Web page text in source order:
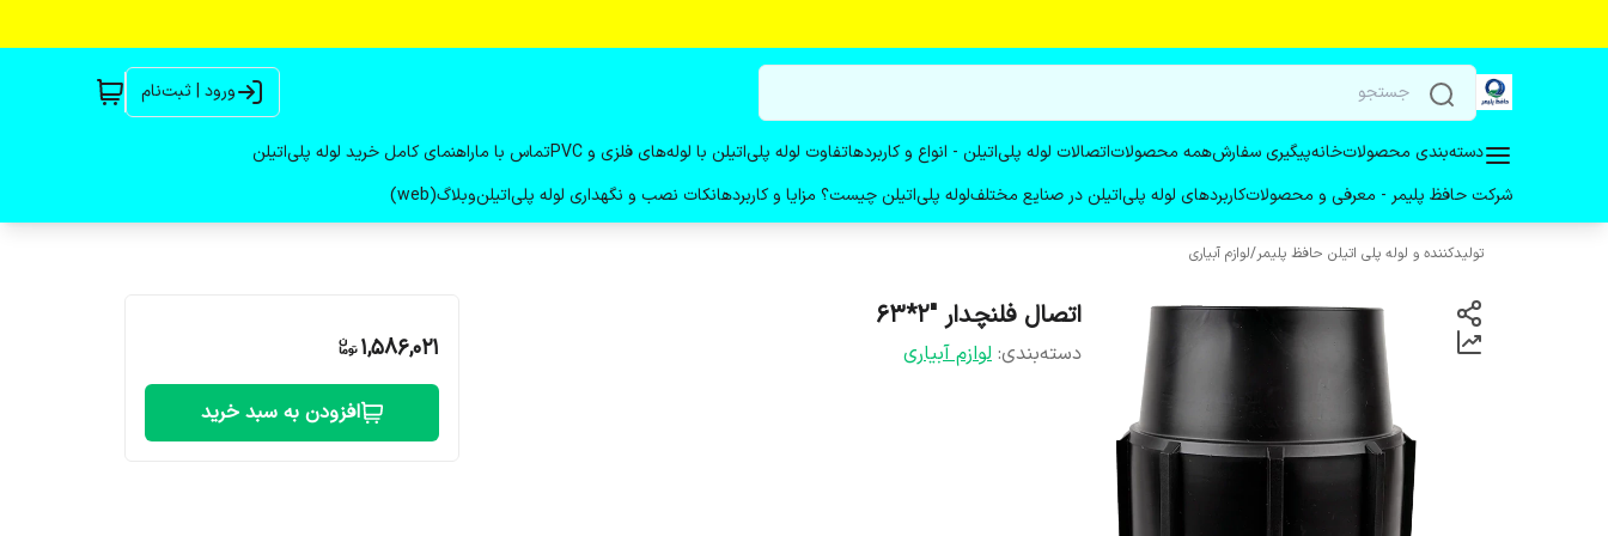
ورود | ثبت‌نام
دسته‌بندی محصولاتخانهپیگیری سفارشهمه محصولاتاتصالات لوله پلی‌اتیلن - انواع و کاربردهاتفاوت لوله پلی‌اتیلن با لوله‌های فلزی و PVC تماس با ماراهنمای کامل خرید لوله پلی‌اتیلن
شرکت حافظ پلیمر - معرفی و محصولاتکاربردهای لوله پلی‌اتیلن در صنایع مختلفلوله پلی‌اتیلن چیست؟ مزایا و کاربردهانکات نصب و نگهداری لوله پلی‌اتیلنوبلاگ(web)
تولیدکننده و لوله پلی اتیلن حافظ پلیمر/لوازم آبیاری
اتصال فلنچدار "2*63
دسته‌بندی: لوازم آبیاری 1,586,021
افزودن به سبد خرید